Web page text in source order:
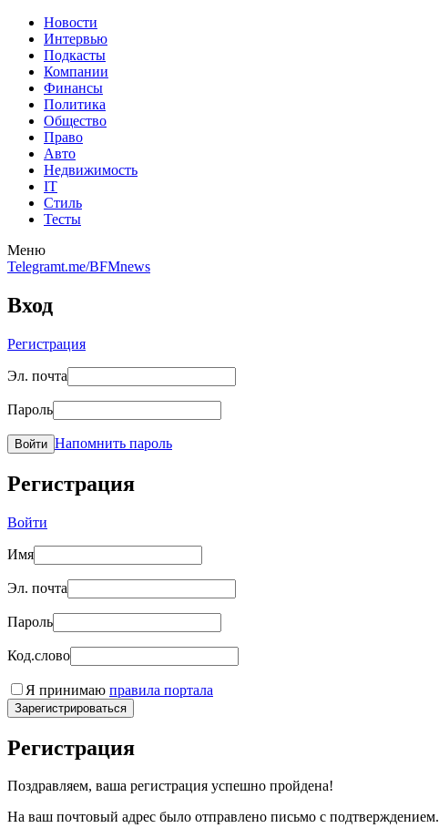
Новости
Интервью
Подкасты
Компании
Финансы
Политика
Общество
Право
Авто
Недвижимость
IT
Стиль
Тесты
Меню
Telegramt.me/BFMnews
Вход
Регистрация
Эл. почта
Пароль
Войти Напомнить пароль
Регистрация
Войти
Имя
Эл. почта
Пароль
Код.слово
Я принимаю правила портала
Зарегистрироваться
Регистрация
Поздравляем, ваша регистрация успешно пройдена!
На ваш почтовый адрес было отправлено письмо с подтверждением.